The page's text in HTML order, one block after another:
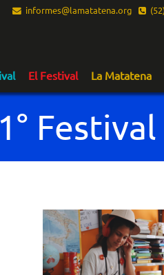
informes@lamatatena.org
El Festival La Matatena
Festival